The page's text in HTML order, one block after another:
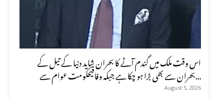
اس وقت ملک میں گندم آٹے کا بحران شاید دنیا کے تیل کے
بحران سے بھی بڑا ہو چکا ہے جبکہ وفاقیحکومت عوام سے...
August 5, 2026